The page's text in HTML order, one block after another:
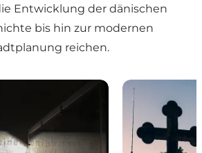
Entwicklung der dänischen
bis hin zur modernen
reichen.
Anstrengung Kann Glaube